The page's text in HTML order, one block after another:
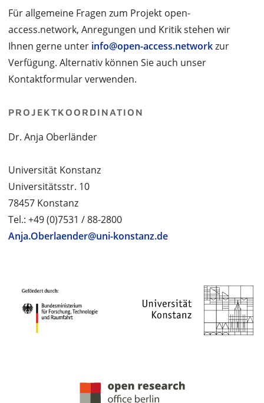
Für allgemeine Fragen zum Projekt open-
access.network, Anregungen und Kritik stehen wir
Ihnen gerne unter info@open-access.networkzur
Verfügung. Alternativ können Sie auch unser
Kontaktformular verwenden.
PROJEKTKOORDINATION
Dr. Anja Oberländer
Universität Konstanz
Universitätsstr. 10
78457 Konstanz
Tel.: +49 (0)7531 / 88-2800
Anja.Oberlaender@uni-konstanz.de